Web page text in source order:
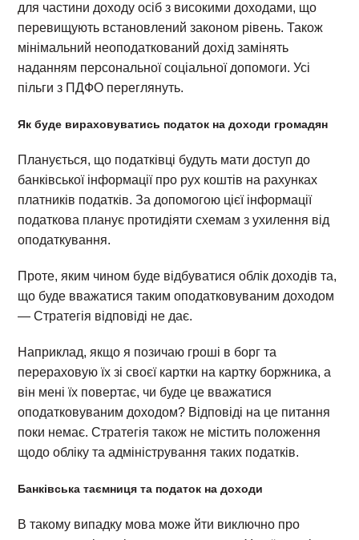
для частини доходу осіб з високими доходами, що
перевищують встановлений законом рівень. Також
мінімальний неоподаткований дохід замінять
наданням персональної соціальної допомоги. Усі
пільги з ПДФО переглянуть.
Як буде вираховуватись податок на доходи громадян
Планується, що податківці будуть мати доступ до
банківської інформації про рух коштів на рахунках
платників податків. За допомогою цієї інформації
податкова планує протидіяти схемам з ухилення від
оподаткування.
Проте, яким чином буде відбуватися облік доходів та,
що буде вважатися таким оподатковуваним доходом
— Стратегія відповіді не дає.
Наприклад, якщо я позичаю гроші в борг та
перераховую їх зі своєї картки на картку боржника, а
він мені їх повертає, чи буде це вважатися
оподатковуваним доходом? Відповіді на це питання
поки немає. Стратегія також не містить положення
щодо обліку та адміністрування таких податків.
Банківська таємниця та податок на доходи
В такому випадку мова може йти виключно про